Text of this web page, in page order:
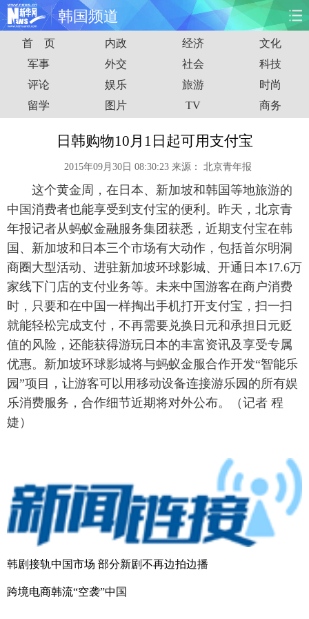
韩国频道
首页 时政 国际 财经
娱乐 体育 人事 教育
时尚 思客 地方 法治
科技 能源 房产 公司
图片 视频 彩票 食品
旅游 健康 信息化 数据
金融 公益 军事 无人机
富媒体 摄影 新华广播
新华电视中文 新华电视英文 返回PC
首 页 内政 经济
文化
军事
外交 社会
科技
评论
娱乐 旅游
时尚
留学
图片 TV 商务
日韩购物10月1日起可用支付宝
2015年09月30日 08:30:23 来源： 北京青年报
这个黄金周，在日本、新加坡和韩国等地旅游的
中国消费者也能享受到支付宝的便利。昨天，北京青
年报记者从蚂蚁金融服务集团获悉，近期支付宝在韩
国、新加坡和日本三个市场有大动作，包括首尔明洞
商圈大型活动、进驻新加坡环球影城、开通日本17.6万
家线下门店的支付业务等。未来中国游客在商户消费
时，只要和在中国一样掏出手机打开支付宝，扫一扫
就能轻松完成支付，不再需要兑换日元和承担日元贬
值的风险，还能获得游玩日本的丰富资讯及享受专属
优惠。新加坡环球影城将与蚂蚁金服合作开发“智能乐
园”项目，让游客可以用移动设备连接游乐园的所有娱
乐消费服务，合作细节近期将对外公布。（记者 程
婕）
韩剧接轨中国市场 部分新剧不再边拍边播
跨境电商韩流“空袭”中国